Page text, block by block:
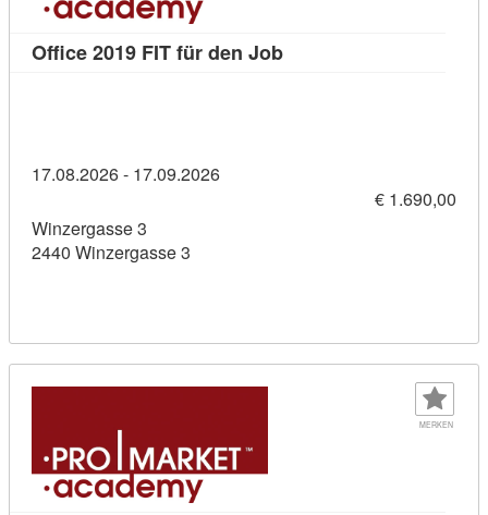
Office 2019 FIT für den JobKursdetail: Office 2019
17.08.2026 - 17.09.2026
€ 1.690,00
Winzergasse 3
2440 Winzergasse 3
MERKEN